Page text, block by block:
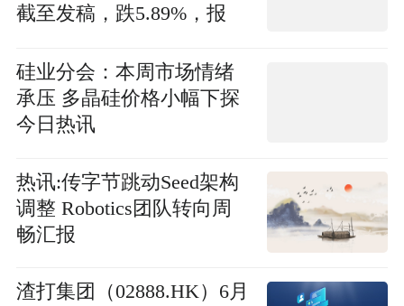
截至发稿，跌5.89%，报
万港元
硅业分会：本周市场情绪
承压 多晶硅价格小幅下探
今日热讯
热讯:传字节跳动Seed架构
调整 Robotics团队转向周
畅汇报
渣打集团（02888.HK）6月